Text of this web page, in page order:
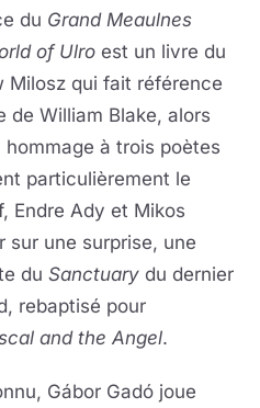
du Grand Meaulnes
of Ulro est un livre du
Milosz qui fait référence
de William Blake, alors
hommage à trois poètes
particulièrement le
Endre Ady et Mikos
sur une surprise, une
du Sanctuary du dernier
rebaptisé pour
and the Angel.
Gábor Gadó joue